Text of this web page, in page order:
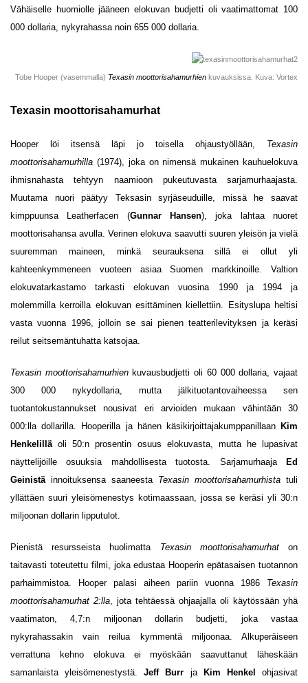
Vähäiselle huomiolle jääneen elokuvan budjetti oli vaatimattomat 100
000 dollaria, nykyrahassa noin 655 000 dollaria.
Tobe Hooper (vasemmalla) Texasin moottorisahamurhien kuvauksissa. Kuva: Vortex
Texasin moottorisahamurhat
Hooper löi itsensä läpi jo toisella ohjaustyöllään, Texasin
moottorisahamurhilla (1974), joka on nimensä mukainen kauhuelokuva
ihmisnahasta tehtyyn naamioon pukeutuvasta sarjamurhaajasta.
Muutama nuori päätyy Teksasin syrjäseuduille, missä he saavat
kimppuunsa Leatherfacen (Gunnar Hansen), joka lahtaa nuoret
moottorisahansa avulla. Verinen elokuva saavutti suuren yleisön ja vielä
suuremman maineen, minkä seurauksena sillä ei ollut yli
kahteenkymmeneen vuoteen asiaa Suomen markkinoille. Valtion
elokuvatarkastamo tarkasti elokuvan vuosina 1990 ja 1994 ja
molemmilla kerroilla elokuvan esittäminen kiellettiin. Esityslupa heltisi
vasta vuonna 1996, jolloin se sai pienen teatterilevityksen ja keräsi
reilut seitsemäntuhatta katsojaa.
Texasin moottorisahamurhienkuvausbudjetti oli 60 000 dollaria, vajaat
300 000 nykydollaria, mutta jälkituotantovaiheessa sen
tuotantokustannukset nousivat eri arvioiden mukaan vähintään 30
000:lla dollarilla. Hooperilla ja hänen käsikirjoittajakumppanillaan Kim
Henkelilläoli 50:n prosentin osuus elokuvasta, mutta he lupasivat
näyttelijöille osuuksia mahdollisesta tuotosta. Sarjamurhaaja Ed
Geinistä innoituksensa saaneesta Texasin moottorisahamurhista tuli
yllättäen suuri yleisömenestys kotimaassaan, jossa se keräsi yli 30:n
miljoonan dollarin lipputulot.
Pienistä resursseista huolimatta Texasin moottorisahamurhaton
taitavasti toteutettu filmi, joka edustaa Hooperin epätasaisen tuotannon
parhaimmistoa. Hooper palasi aiheen pariin vuonna 1986 Texasin
moottorisahamurhat 2:lla , jota tehtäessä ohjaajalla oli käytössään yhä
vaatimaton, 4,7:n miljoonan dollarin budjetti, joka vastaa
nykyrahassakin vain reilua kymmentä miljoonaa. Alkuperäiseen
verrattuna kehno elokuva ei myöskään saavuttanut läheskään
samanlaista yleisömenestystä.Jeff Burr ja Kim Henkelohjasivat